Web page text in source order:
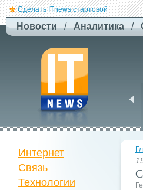
Сделать ITnews стартовой
Новости / Аналитика /
знищив ключовий
склад Intertop Ukraine
Интернет
Связь
Технологии